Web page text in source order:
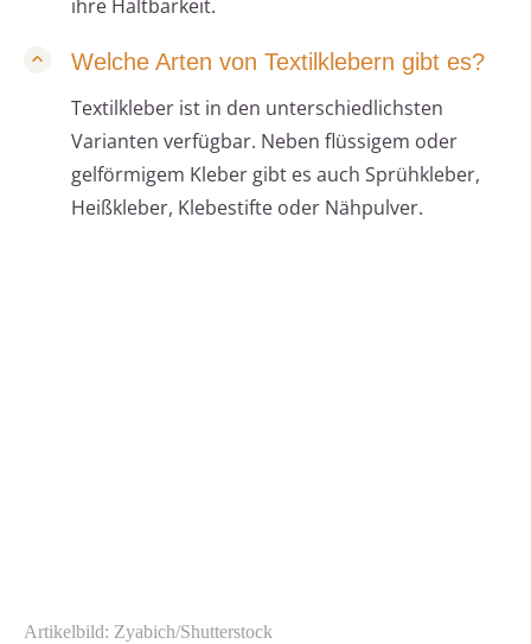
ihre Haltbarkeit.
Welche Arten von Textilklebern gibt es?
Textilkleber ist in den unterschiedlichsten
Varianten verfügbar. Neben flüssigem oder
gelförmigem Kleber gibt es auch Sprühkleber,
Heißkleber, Klebestifte oder Nähpulver.
Artikelbild: Zyabich/Shutterstock